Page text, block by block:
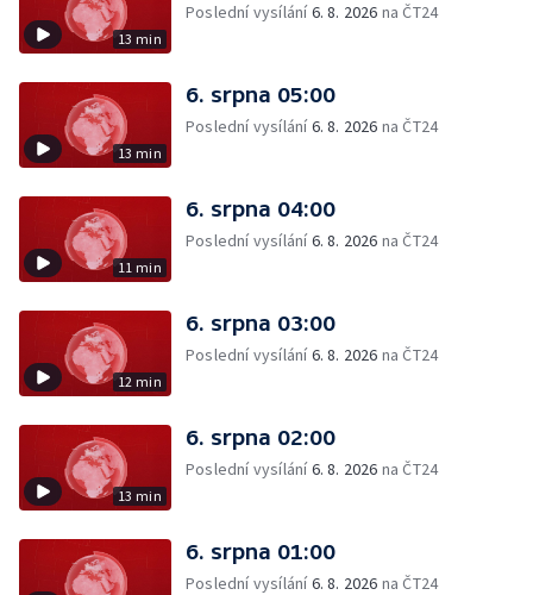
13 min
Poslední vysílání6. 8. 2026 na ČT24
13 min
6. srpna 05:00
Poslední vysílání6. 8. 2026 na ČT24
11 min
6. srpna 04:00
Poslední vysílání6. 8. 2026 na ČT24
12 min
6. srpna 03:00
Poslední vysílání6. 8. 2026 na ČT24
13 min
6. srpna 02:00
Poslední vysílání6. 8. 2026 na ČT24
6. srpna 01:00
Poslední vysílání6. 8. 2026 na ČT24